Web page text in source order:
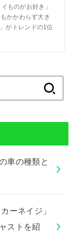
ものがお好き」
かかわらず大き
がトレンドの1位
車の種類と
ーネイジ」
ストを紹